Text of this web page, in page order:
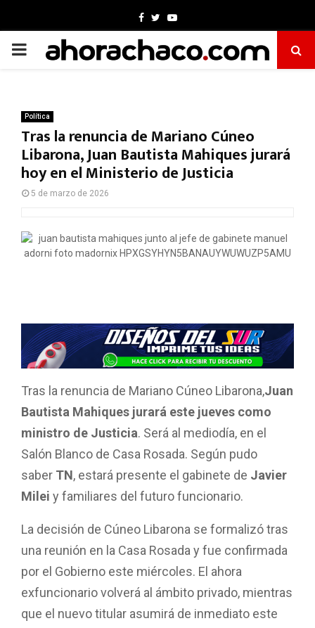
Facebook
TwitterYoutube
PRIMARY
Política
Tras la renuncia de Mariano Cúneo
Libarona, Juan Bautista Mahiques jurará
hoy en el Ministerio de Justicia
5 de marzo de 2026
a
ce
b
o
o
k
h
at
s
A
p
p
wi
tt
er
m
ail
o
m
p
ar
tir
Tras la renuncia de Mariano Cúneo Libarona,Juan
Bautista Mahiques jurará este jueves como
ministro de Justicia. Será al mediodía, en el
Salón Blanco de Casa Rosada. Según pudo
saber TN, estará presente el gabinete de Javier
Milei y familiares del futuro funcionario.
La decisión de Cúneo Libarona se formalizó tras
una reunión en la Casa Rosada y fue confirmada
por el Gobierno este miércoles. El ahora
exfuncionario volverá al ámbito privado, mientras
que el nuevo titular asumirá de inmediato este